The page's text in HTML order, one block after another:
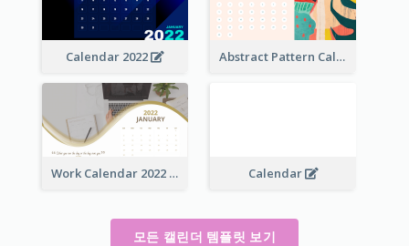
Calendar 2022 Abstract Pattern Calendar 2022
Work Calendar 2022 Calendar
모든 캘린더 템플릿 보기